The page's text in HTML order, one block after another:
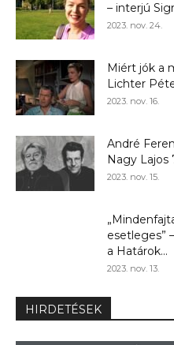
– interjú
2023. nov. 24.
Miért jók a
Lichter
2023. nov. 16.
André
Nagy Lajos
2023. nov. 15.
esetleges”
a Határok...
2023. nov. 13.
HIRDETÉSEK